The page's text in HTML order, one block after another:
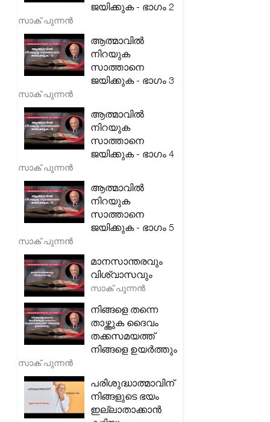
ജയിക്കുക - ഭാഗം 2
സാക് പുന്നൻ
ആത്മാവിൽ
നിറയുക
സാത്താനെ
ജയിക്കുക - ഭാഗം 3
സാക് പുന്നൻ
ആത്മാവിൽ
നിറയുക
സാത്താനെ
ജയിക്കുക - ഭാഗം 4
സാക് പുന്നൻ
ആത്മാവിൽ
നിറയുക
സാത്താനെ
ജയിക്കുക - ഭാഗം 5
സാക് പുന്നൻ
മാനസാന്തരവും
വിശ്വാസവും
സാക് പുന്നൻ
നിങ്ങളെ തന്നെ
താഴ്ത്തുക ദൈവം
തക്കസമയത്ത്
നിങ്ങളെ ഉയർത്തും
സാക് പുന്നൻ
പരിശുദ്ധാത്മാവിന്
നിങ്ങളുടെ ഭയം
ഇല്ലാതാക്കാൻ